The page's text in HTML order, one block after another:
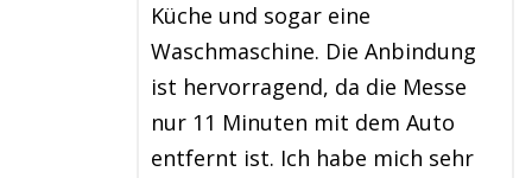
Küche und sogar eine
Waschmaschine. Die Anbindung
ist hervorragend, da die Messe
nur 11 Minuten mit dem Auto
entfernt ist. Ich habe mich sehr